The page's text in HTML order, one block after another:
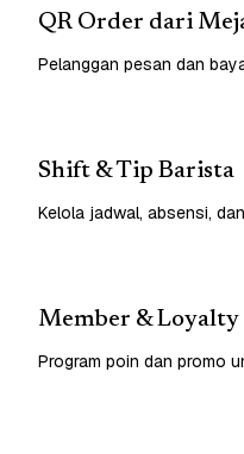
QR Order dari
Pelanggan pesan dan
Shift & Tip Barista
Kelola jadwal, absensi,
Member & Loyalty
Program poin dan promo